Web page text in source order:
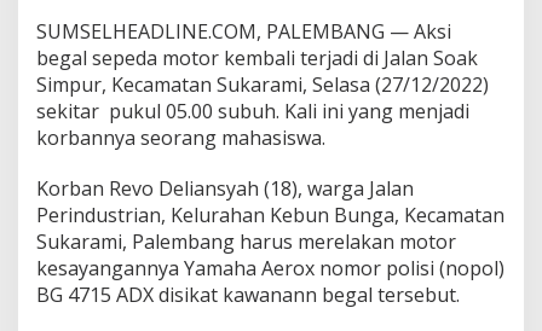
o
b
l
B
g
l
R
a
m
SUMSELHEADLINE.COM, PALEMBANG — Aksi
begal sepeda motor kembali terjadi di Jalan Soak
Simpur, Kecamatan Sukarami, Selasa (27/12/2022)
sekitar pukul 05.00 subuh. Kali ini yang menjadi
korbannya seorang mahasiswa.
Korban Revo Deliansyah (18), warga Jalan
Perindustrian, Kelurahan Kebun Bunga, Kecamatan
Sukarami, Palembang harus merelakan motor
kesayangannya Yamaha Aerox nomor polisi (nopol)
BG 4715 ADX disikat kawanann begal tersebut.